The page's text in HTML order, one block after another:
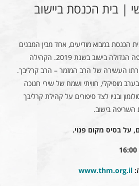
| בית הכנסת ביישוב
הכנסת במבוא מודיעים, אחד מבין המבנים
היחידים ששרדו את השריפה הגדולה בישוב בשנת 2019. הקהילה
העשירה של הרב המזמר – הרב קרליבך.
מוסיקלי, חוויתי ושמח של שירי חנוכה
ובניו לצד סיפורים על קהילת קרליבך
בישוב.
בסיס מקום פנוי.
www.thm.org.il